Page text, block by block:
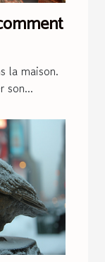
la maison.
son...